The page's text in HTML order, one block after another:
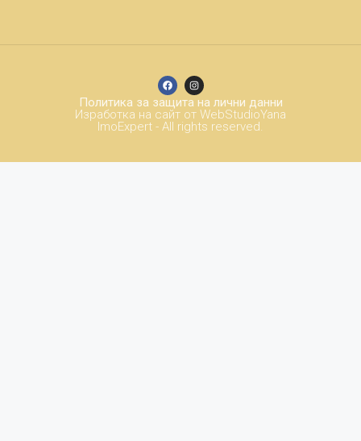
ImoExpert - All rights reserved.
Изработка на сайт от WebStudioYana
Политика за защита на лични данни